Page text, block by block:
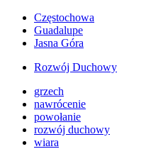
Częstochowa
Guadalupe
Jasna Góra
Rozwój Duchowy
grzech
nawrócenie
powołanie
rozwój duchowy
wiara